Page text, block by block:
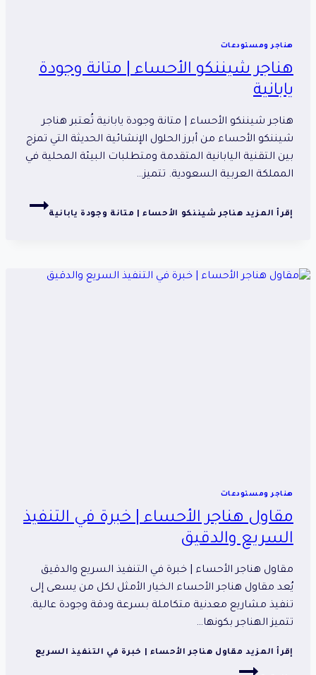
هناجر ومستودعات
هناجر شيننكو الأحساء | متانة وجودة
يابانية
هناجر شيننكو الأحساء | متانة وجودة يابانية تُعتبر هناجر
شيننكو الأحساء من أبرز الحلول الإنشائية الحديثة التي تمزج
بين التقنية اليابانية المتقدمة ومتطلبات البيئة المحلية في
المملكة العربية السعودية. تتميز…
إقرأ المزيد هناجر شيننكو الأحساء | متانة وجودة يابانية
هناجر ومستودعات
مقاول هناجر الأحساء | خبرة في التنفيذ
السريع والدقيق
مقاول هناجر الأحساء | خبرة في التنفيذ السريع والدقيق
يُعد مقاول هناجر الأحساء الخيار الأمثل لكل من يسعى إلى
تنفيذ مشاريع معدنية متكاملة بسرعة ودقة وجودة عالية.
تتميز الهناجر بكونها…
إقرأ المزيد مقاول هناجر الأحساء | خبرة في التنفيذ السريع